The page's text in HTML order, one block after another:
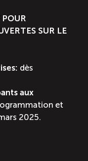
SUR LE
dès
aux
et
2025.